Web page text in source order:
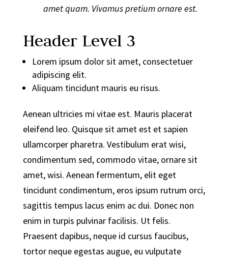
amet quam. Vivamus pretium ornare est.
Header Level 3
Lorem ipsum dolor sit amet, consectetuer
adipiscing elit.
Aliquam tincidunt mauris eu risus.
Aenean ultricies mi vitae est. Mauris placerat
eleifend leo. Quisque sit amet est et sapien
ullamcorper pharetra. Vestibulum erat wisi,
condimentum sed, commodo vitae, ornare sit
amet, wisi. Aenean fermentum, elit eget
tincidunt condimentum, eros ipsum rutrum orci,
sagittis tempus lacus enim ac dui. Donec non
enim in turpis pulvinar facilisis. Ut felis.
Praesent dapibus, neque id cursus faucibus,
tortor neque egestas augue, eu vulputate